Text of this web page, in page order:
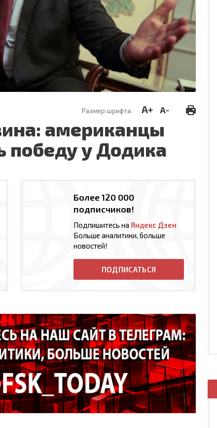
Размер шрифта: A+ A-
американцы
победу у Додика
Более 120 000
подписчиков!
Подпишитесь на Яндекс Дзен
Больше аналитики, больше
новостей!
ПОДПИСАТЬСЯ